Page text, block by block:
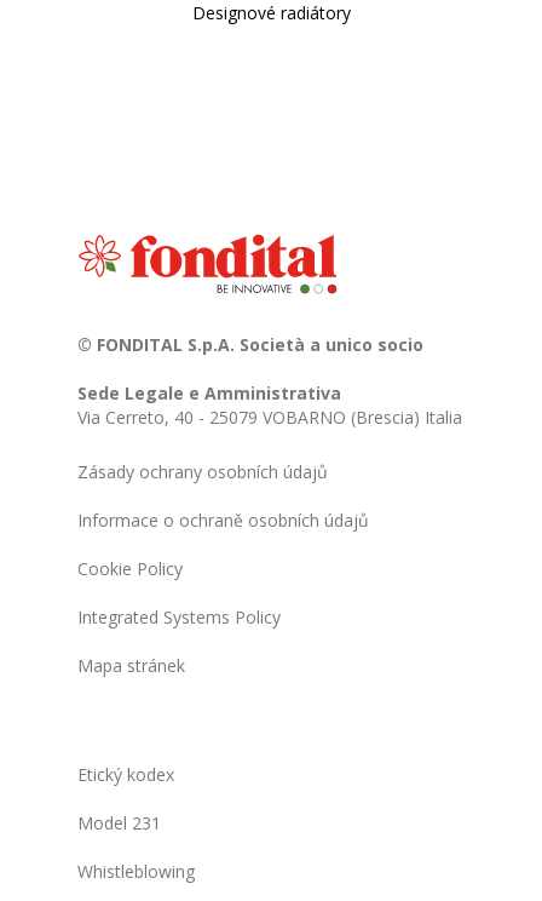
Designové radiátory
© FONDITAL S.p.A. Società a unico socio
Sede Legale e Amministrativa
Via Cerreto, 40 - 25079 VOBARNO (Brescia) Italia
Zásady ochrany osobních údajů
Informace o ochraně osobních údajů
Cookie Policy
Integrated Systems Policy
Mapa stránek
Etický kodex
Model 231
Whistleblowing